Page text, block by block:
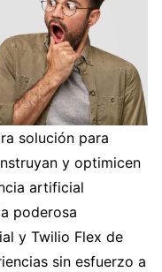
solución para
y optimicen
artificial
poderosa
y Twilio Flex de
sin esfuerzo a